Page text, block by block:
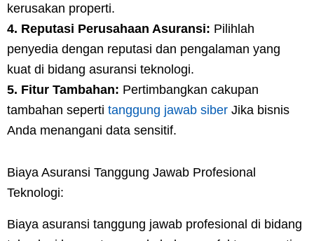
kerusakan properti.
4. Reputasi Perusahaan Asuransi: Pilihlah
penyedia dengan reputasi dan pengalaman yang
kuat di bidang asuransi teknologi.
5. Fitur Tambahan: Pertimbangkan cakupan
tambahan seperti tanggung jawab siber Jika bisnis
Anda menangani data sensitif.
Biaya Asuransi Tanggung Jawab Profesional
Teknologi:
Biaya asuransi tanggung jawab profesional di bidang